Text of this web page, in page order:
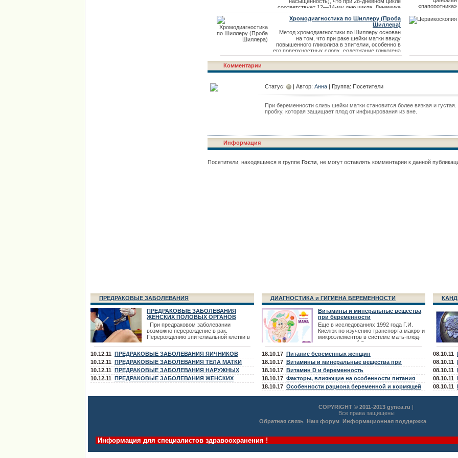
влагалища и визуально определяют ее
клиническое состояние. Затем металлическим
шпателем берут отделяемое влаг
соответствует 12—14-му дню цикла. Динамика
изменений в шейке матки в течение
нормального менструального цикла была
изучена О. П. Голубевой. Установлено, что
отверстие матки с 8— 9-го дня ц
Хромодиагностика по Шиллеру (Проба
Шиллера)
Метод хромодиагностики по Шиллеру основан
на том, что при раке шейки матки ввиду
повышенного гликолиза в эпителии, особенно в
его поверхностных слоях, содержание гликогена
снижается или он исчезает вовсе. На основании
этого Шиллер предложил проводить
окрашивание слизистой оболочки шейки матки
Реакция проводится следующим образом
Комментарии
Статус: | Автор: Анна | Группа: Посетители
При беременности слизь шейки матки становится более вязкая и
пробку, которая защищает плод от инфицирования из вне.
Информация
Посетители, находящиеся в группе Гости , не могут оставлять комментарии к данной
ПРЕДРАКОВЫЕ ЗАБОЛЕВАНИЯ
ПРЕДРАКОВЫЕ ЗАБОЛЕВАНИЯ
ЖЕНСКИХ ПОЛОВЫХ ОРГАНОВ
При предраковом заболевании
возможно перерождение в рак.
Перерождению эпителиальной клетки в
изменений клеточных элементов. К
предраковым состояниям относятся
гиперплазия и гипертрофия эпителия,
увеличение количества митозов,
появление клеточной атипии и
10.12.11 ПРЕДРАКОВЫЕ ЗАБОЛЕВАНИЯ ЯИЧНИКОВ
10.12.11 ПРЕДРАКОВЫЕ ЗАБОЛЕВАНИЯ ТЕЛА МАТКИ
10.12.11 ПРЕДРАКОВЫЕ ЗАБОЛЕВАНИЯ НАРУЖНЫХ
ПОЛОВЫХ ОРГАНОВ
10.12.11 ПРЕДРАКОВЫЕ ЗАБОЛЕВАНИЯ ЖЕНСКИХ
ДИАГНОСТИКА и ГИГИЕНА БЕРЕМЕННОСТИ
Витамины и минеральные вещества
при беременности
Еще в исследованиях 1992 года Г.И.
Кислюк по изучению транспорта макро-и
микроэлементов в системе мать-плод-
новорожденный были выявлены -
18.10.17 Питание беременных женщин
18.10.17 Витамины и минеральные вещества при
планировании беременности
18.10.17 Витамин D и беременность
18.10.17 Факторы, влияющие на особенности питания
беременной и кормящей женщины
18.10.17 Особенности рациона беременной и кормящей
08.10.11
08.10.11
08.10.11
08.10.11
08.10.11
COPYRIGHT © 2011-2013 gynea.ru |
Все права защищены
Обратная связь Наш форум Информационная поддержка
Информация для специалистов здравоохранения !